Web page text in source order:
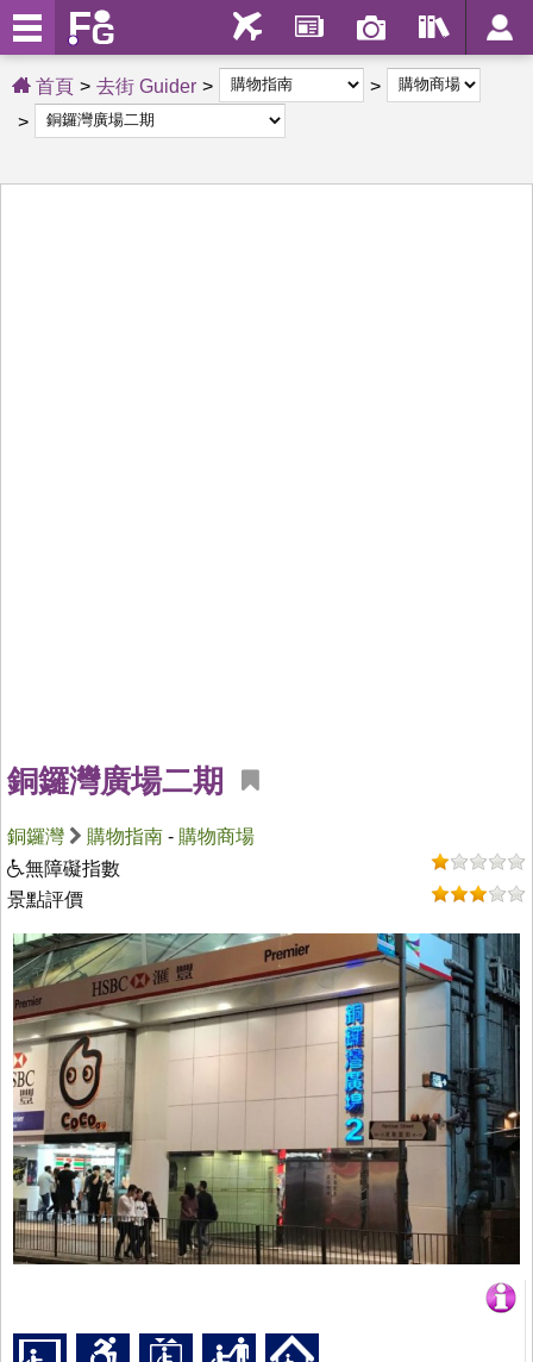
首頁 去街 Guider
銅鑼灣廣場二期
銅鑼灣 購物指南 - 購物商場
無障礙指數
景點評價